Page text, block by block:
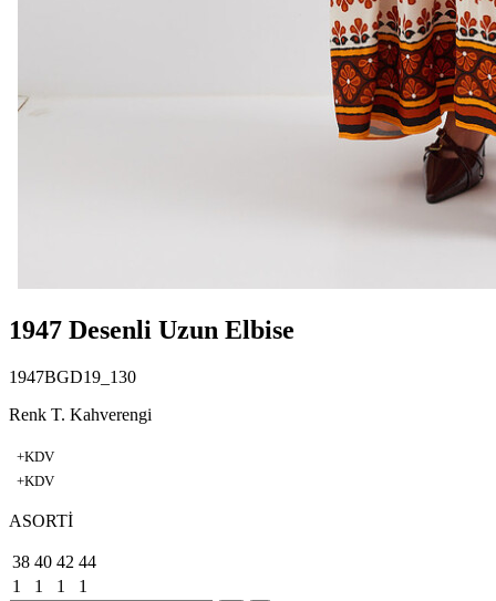
1947 Desenli Uzun Elbise
1947BGD19_130
Renk T. Kahverengi
+KDV
+KDV
ASORTİ
38 40 42 44
1
1 1 1